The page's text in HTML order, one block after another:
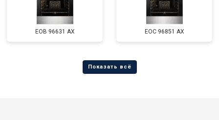
EOB 96631 AX EOC 96851 AX